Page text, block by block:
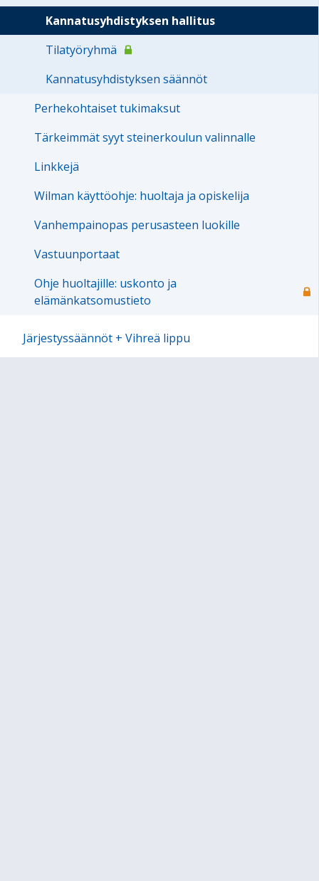
Kannatusyhdistyksen hallitus
Tilatyöryhmä
Kannatusyhdistyksen säännöt
Perhekohtaiset tukimaksut
Tärkeimmät syyt steinerkoulun valinnalle
Linkkejä
Wilman käyttöohje: huoltaja ja opiskelija
Vanhempainopas perusasteen luokille
Vastuunportaat
Ohje huoltajille: uskonto ja
elämänkatsomustieto
Järjestyssäännöt + Vihreä lippu